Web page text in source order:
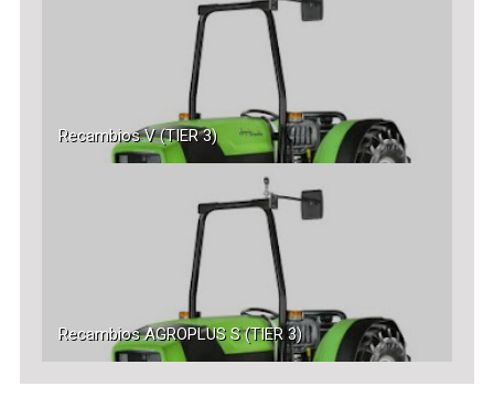
Recambios V (TIER 3)
Recambios AGROPLUS S (TIER 3)